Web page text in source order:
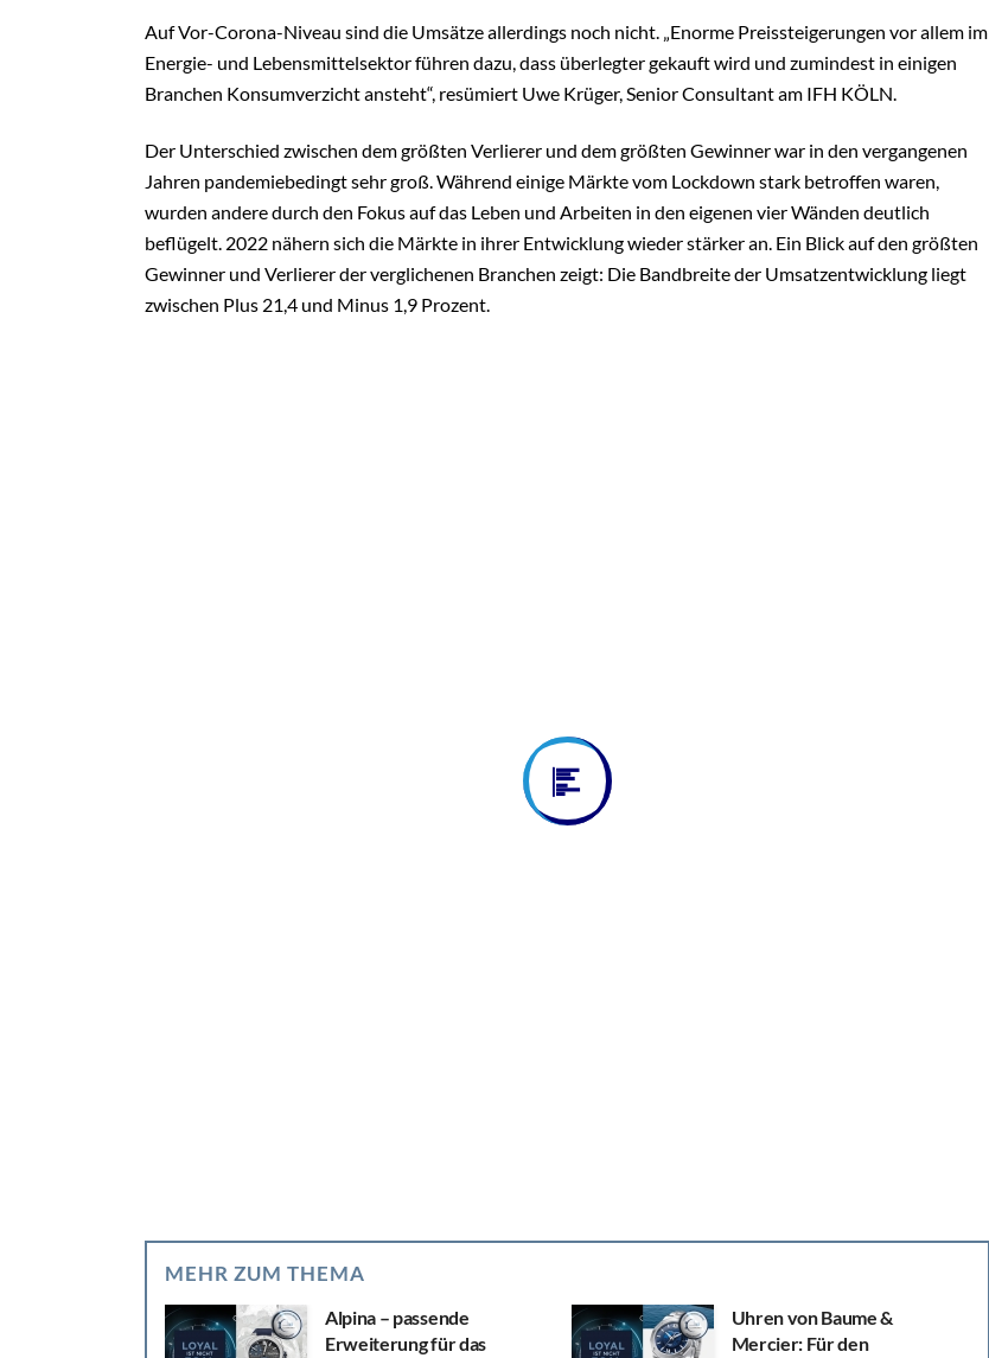
Auf Vor-Corona-Niveau sind die Umsätze allerdings noch nicht. „Enorme Preissteigerungen vor allem im
Energie- und Lebensmittelsektor führen dazu, dass überlegter gekauft wird und zumindest in einigen
Branchen Konsumverzicht ansteht“, resümiert Uwe Krüger, Senior Consultant am IFH KÖLN.
Der Unterschied zwischen dem größten Verlierer und dem größten Gewinner war in den vergangenen
Jahren pandemiebedingt sehr groß. Während einige Märkte vom Lockdown stark betroffen waren,
wurden andere durch den Fokus auf das Leben und Arbeiten in den eigenen vier Wänden deutlich
beflügelt. 2022 nähern sich die Märkte in ihrer Entwicklung wieder stärker an. Ein Blick auf den größten
Gewinner und Verlierer der verglichenen Branchen zeigt: Die Bandbreite der Umsatzentwicklung liegt
zwischen Plus 21,4 und Minus 1,9 Prozent.
MEHR ZUM THEMA
Alpina – passende
Erweiterung für das
Uhren von Baume &
Mercier: Für den